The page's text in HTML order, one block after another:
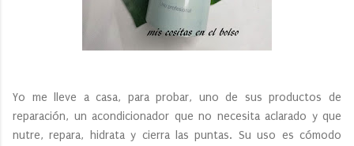
Yo me lleve a casa, para probar, uno de sus productos de
reparación, un acondicionador que no necesita aclarado y que
nutre, repara, hidrata y cierra las puntas. Su uso es cómodo